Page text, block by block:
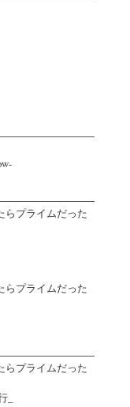
らプライムだった
らプライムだった
らプライムだった